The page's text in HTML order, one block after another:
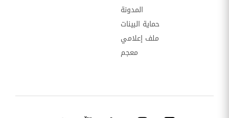
المدونة
حماية البينات
ملف إعلامي
معجم